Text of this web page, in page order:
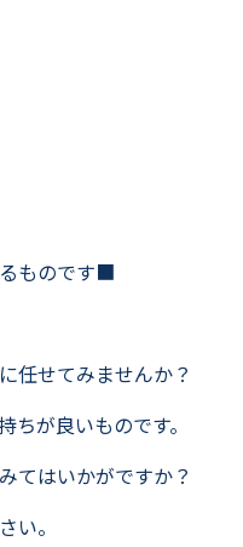
ものです■
任せてみませんか？
が良いものです。
てはいかがですか？
い。